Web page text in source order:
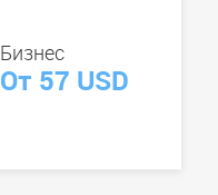
Бизнес
От 57 USD